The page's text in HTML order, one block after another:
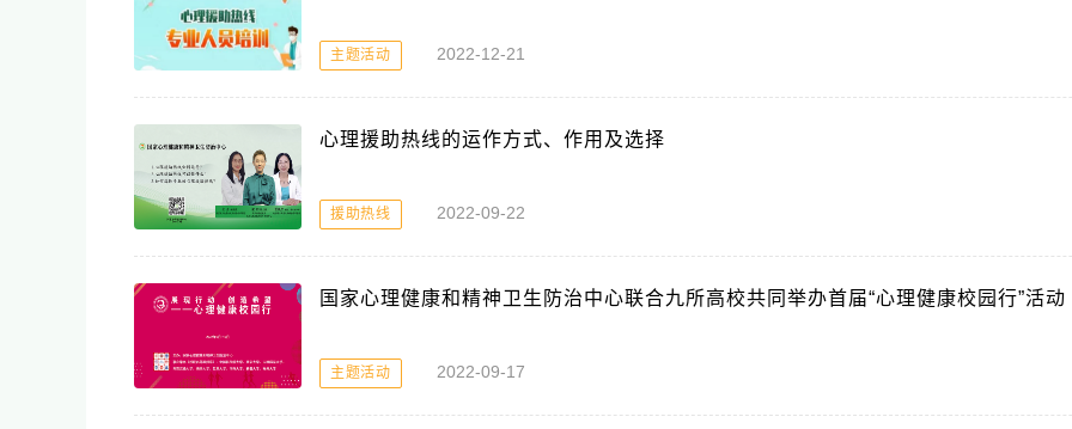
主题活动 2022-12-21
心理援助热线的运作方式、作用及选择
援助热线 2022-09-22
国家心理健康和精神卫生防治中心联合九所高校共同举办首届“心理健康校园行”活动
主题活动 2022-09-17